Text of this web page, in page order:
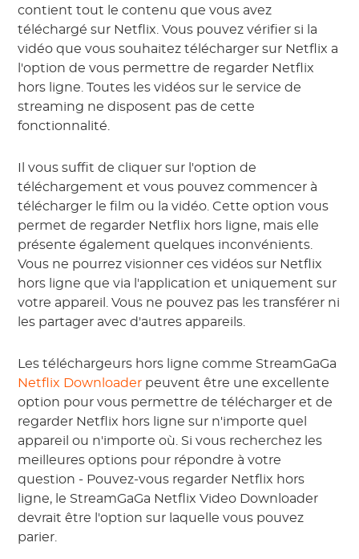
contient tout le contenu que vous avez
téléchargé sur Netflix. Vous pouvez vérifier si la
vidéo que vous souhaitez télécharger sur Netflix a
l'option de vous permettre de regarder Netflix
hors ligne. Toutes les vidéos sur le service de
streaming ne disposent pas de cette
fonctionnalité.
Il vous suffit de cliquer sur l'option de
téléchargement et vous pouvez commencer à
télécharger le film ou la vidéo. Cette option vous
permet de regarder Netflix hors ligne, mais elle
présente également quelques inconvénients.
Vous ne pourrez visionner ces vidéos sur Netflix
hors ligne que via l'application et uniquement sur
votre appareil. Vous ne pouvez pas les transférer ni
les partager avec d'autres appareils.
Les téléchargeurs hors ligne comme StreamGaGa
Netflix Downloader peuvent être une excellente
option pour vous permettre de télécharger et de
regarder Netflix hors ligne sur n'importe quel
appareil ou n'importe où. Si vous recherchez les
meilleures options pour répondre à votre
question - Pouvez-vous regarder Netflix hors
ligne, le StreamGaGa Netflix Video Downloader
devrait être l'option sur laquelle vous pouvez
parier.